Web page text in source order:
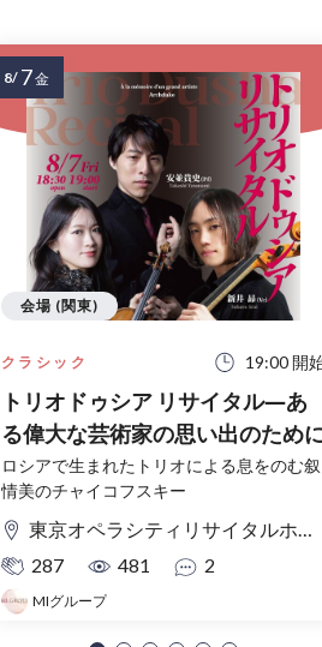
クラシック 19:00 開
トリオドゥシア リサイタル―あ
る偉大な芸術家の思い出のため
ロシアで生まれたトリオによる息をのむ叙
情美のチャイコフスキー
東京オペラシティリサイタルホール
287
481 2
MIグループ
会場 (関東)
8/ 7金